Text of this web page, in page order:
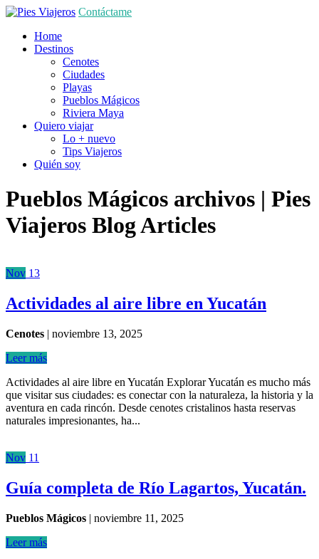
Contáctame
Home
Destinos
Cenotes
Ciudades
Playas
Pueblos Mágicos
Riviera Maya
Quiero viajar
Lo + nuevo
Tips Viajeros
Quién soy
Pueblos Mágicos archivos | Pies
Viajeros Blog Articles
Nov 13
Actividades al aire libre en Yucatán
Cenotes | noviembre 13, 2025
Leer más
Actividades al aire libre en Yucatán Explorar Yucatán es mucho más
que visitar sus ciudades: es conectar con la naturaleza, la historia y la
aventura en cada rincón. Desde cenotes cristalinos hasta reservas
naturales impresionantes, ha...
Nov 11
Guía completa de Río Lagartos, Yucatán.
Pueblos Mágicos | noviembre 11, 2025
Leer más